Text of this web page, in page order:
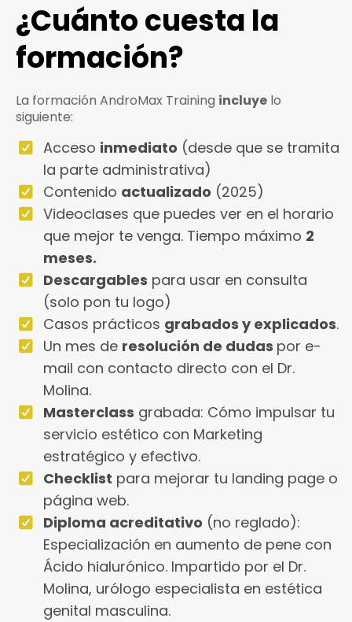
¿Cuánto cuesta la
formación?
La formación AndroMax Training incluye lo
siguiente:
Acceso inmediato (desde que se tramita
la parte administrativa)
Contenido actualizado (2025)
Videoclases que puedes ver en el horario
que mejor te venga. Tiempo máximo 2
meses.
Descargables para usar en consulta
(solo pon tu logo)
Casos prácticos grabados y explicados.
Un mes de resolución de dudas por e-
mail con contacto directo con el Dr.
Molina.
Masterclass grabada: Cómo impulsar tu
servicio estético con Marketing
estratégico y efectivo.
Checklist para mejorar tu landing page o
página web.
Diploma acreditativo (no reglado):
Especialización en aumento de pene con
Ácido hialurónico. Impartido por el Dr.
Molina, urólogo especialista en estética
genital masculina.